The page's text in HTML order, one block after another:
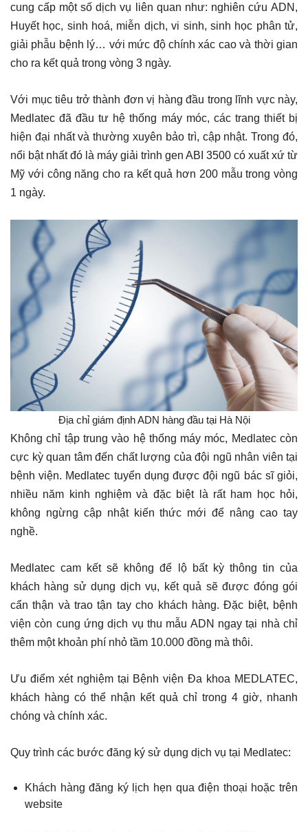
cung cấp một số dịch vụ liên quan như: nghiên cứu ADN,
Huyết học, sinh hoá, miễn dịch, vi sinh, sinh học phân tử,
giải phẫu bệnh lý… với mức độ chính xác cao và thời gian
cho ra kết quả trong vòng 3 ngày.
Với mục tiêu trở thành đơn vị hàng đầu trong lĩnh vực này,
Medlatec đã đầu tư hệ thống máy móc, các trang thiết bị
hiện đại nhất và thường xuyên bảo trì, cập nhật. Trong đó,
nổi bật nhất đó là máy giải trình gen ABI 3500 có xuất xứ từ
Mỹ với công năng cho ra kết quả hơn 200 mẫu trong vòng
1 ngày.
Địa chỉ giám định ADN hàng đầu tại Hà Nội
Không chỉ tập trung vào hệ thống máy móc, Medlatec còn
cực kỳ quan tâm đến chất lượng của đội ngũ nhân viên tại
bệnh viện. Medlatec tuyển dụng được đội ngũ bác sĩ giỏi,
nhiều năm kinh nghiệm và đặc biệt là rất ham học hỏi,
không ngừng cập nhật kiến thức mới để nâng cao tay
nghề.
Medlatec cam kết sẽ không để lộ bất kỳ thông tin của
khách hàng sử dụng dịch vụ, kết quả sẽ được đóng gói
cẩn thận và trao tận tay cho khách hàng. Đặc biệt, bệnh
viện còn cung ứng dịch vụ thu mẫu ADN ngay tại nhà chỉ
thêm một khoản phí nhỏ tầm 10.000 đồng mà thôi.
Ưu điểm xét nghiệm tại Bệnh viện Đa khoa MEDLATEC,
khách hàng có thể nhận kết quả chỉ trong 4 giờ, nhanh
chóng và chính xác.
Quy trình các bước đăng ký sử dụng dịch vụ tại Medlatec:
Khách hàng đăng ký lịch hẹn qua điện thoại hoặc trên
website